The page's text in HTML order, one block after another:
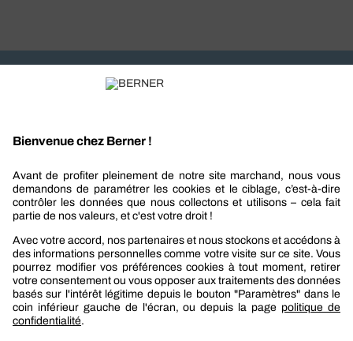
Berner
Boutique Berner
Boutique Berner Industry Services